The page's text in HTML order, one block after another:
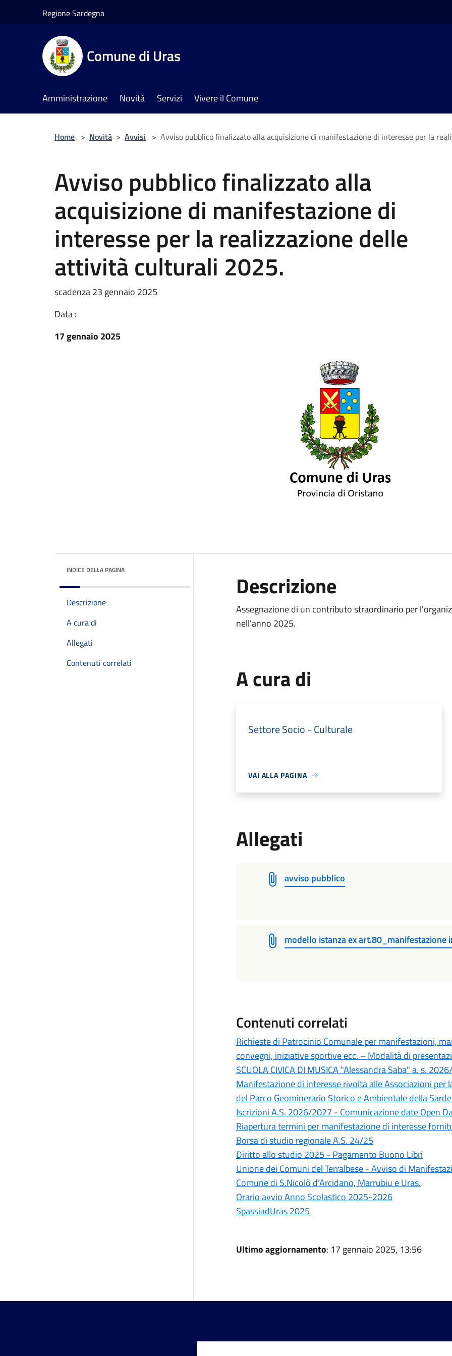
Regione Sardegna
Comune di Uras
Amministrazione Novità Servizi Vivere il Comune
Home > Novità > Avvisi > Avviso pubblico finalizzato alla acquisizione di manifestazione di interesse per la
Avviso pubblico finalizzato alla
acquisizione di manifestazione di
interesse per la realizzazione delle
attività culturali 2025.
scadenza 23 gennaio 2025
Data :
17 gennaio 2025
INDICE DELLA PAGINA
Descrizione
A cura di
Allegati
Contenuti correlati
Descrizione
Assegnazione di un contributo straordinario per
nell'anno 2025.
A cura di
Settore Socio - Culturale
VAI ALLA PAGINA
Allegati
avviso pubblico
modello istanza ex
Contenuti correlati
Richieste di Patrocinio Comunale per manifestazioni,
convegni, iniziative sportive ecc. – Modalità di
SCUOLA CIVICA DI MUSICA "Alessandra Saba" a. s.
Manifestazione di interesse rivolta alle Associazioni per
del Parco Geominerario Storico e Ambientale della
Iscrizioni A.S. 2026/2027 - Comunicazione date Open
Riapertura termini per manifestazione di interesse
Borsa di studio regionale A.S. 24/25
Diritto allo studio 2025 - Pagamento Buono Libri
Unione dei Comuni del Terralbese - Avviso di
Comune di S.Nicolò d’Arcidano, Marrubiu e Uras.
Orario avvio Anno Scolastico 2025-2026
SpassiadUras 2025
Ultimo aggiornamento: 17 gennaio 2025, 13:56